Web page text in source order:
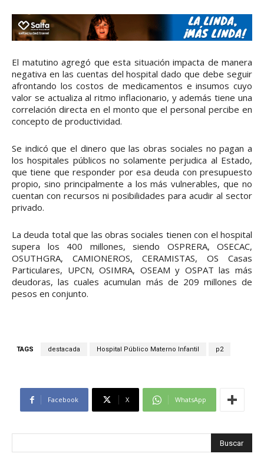
El matutino agregó que esta situación impacta de manera
negativa en las cuentas del hospital dado que debe seguir
afrontando los costos de medicamentos e insumos cuyo
valor se actualiza al ritmo inflacionario, y además tiene una
correlación directa en el monto que el personal percibe en
concepto de productividad.
Se indicó que el dinero que las obras sociales no pagan a
los hospitales públicos no solamente perjudica al Estado,
que tiene que responder por esa deuda con presupuesto
propio, sino principalmente a los más vulnerables, que no
cuentan con recursos ni posibilidades para acudir al sector
privado.
La deuda total que las obras sociales tienen con el hospital
supera los 400 millones, siendo OSPRERA, OSECAC,
OSUTHGRA, CAMIONEROS, CERAMISTAS, OS Casas
Particulares, UPCN, OSIMRA, OSEAM y OSPAT las más
deudoras, las cuales acumulan más de 209 millones de
pesos en conjunto.
TAGS destacada Hospital Público Materno Infantil p2
Facebook X WhatsApp